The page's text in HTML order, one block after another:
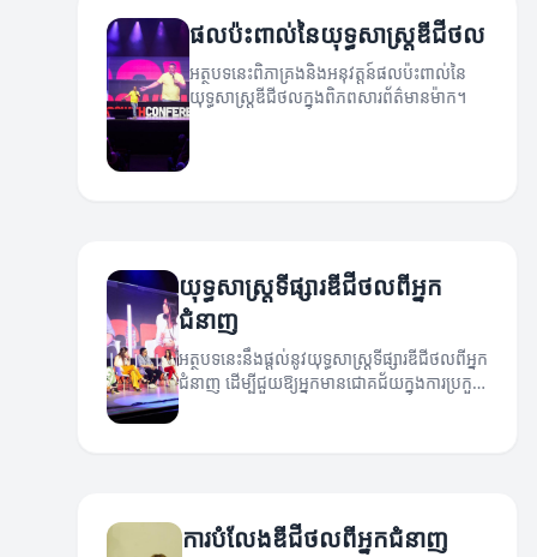
ផលប៉ះពាល់នៃយុទ្ធសាស្ត្រឌីជីថល
អត្ថបទនេះពិភាគ្រងនិងអនុវត្តន៍ផលប៉ះពាល់នៃ
យុទ្ធសាស្ត្រឌីជីថលក្នុងពិភពសារព័ត៌មានម៉ាក។
យុទ្ធសាស្ត្រទីផ្សារឌីជីថលពីអ្នក
ជំនាញ
អត្ថបទនេះនឹងផ្តល់នូវយុទ្ធសាស្ត្រទីផ្សារឌីជីថលពីអ្នក
ជំនាញ ដើម្បីជួយឱ្យអ្នកមានជោគជ័យក្នុងការប្រកួត
ប្រជែង។
ការបំលែងឌីជីថលពីអ្នកជំនាញ